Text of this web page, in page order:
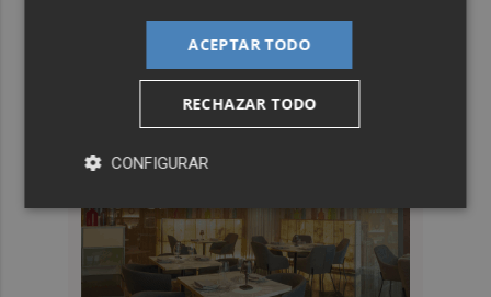
ACEPTAR TODO
RECHAZAR TODO
CONFIGURAR